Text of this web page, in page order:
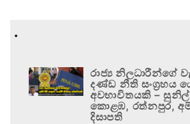
.
රාජ්‍ය නිලධාරීන්ගේ
දණ්ඩ නීති සංග්‍රහය
අවභාවිතයකි –
කොළඹ, රත්නපුර,
දිසාපති